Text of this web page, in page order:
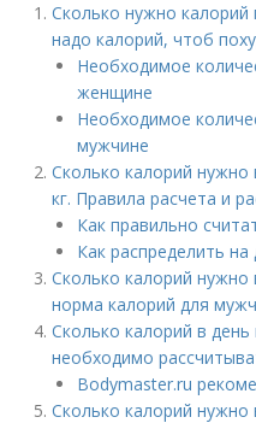
Сколько нужно калорий
надо калорий, чтоб
Необходимое
женщине
Необходимое
мужчине
Сколько калорий нужно
кг. Правила расчета и
Как правильно
Как распределить на
Сколько калорий
норма калорий для
Сколько калорий в
необходимо
Bodymaster.ru
Сколько калорий нужно